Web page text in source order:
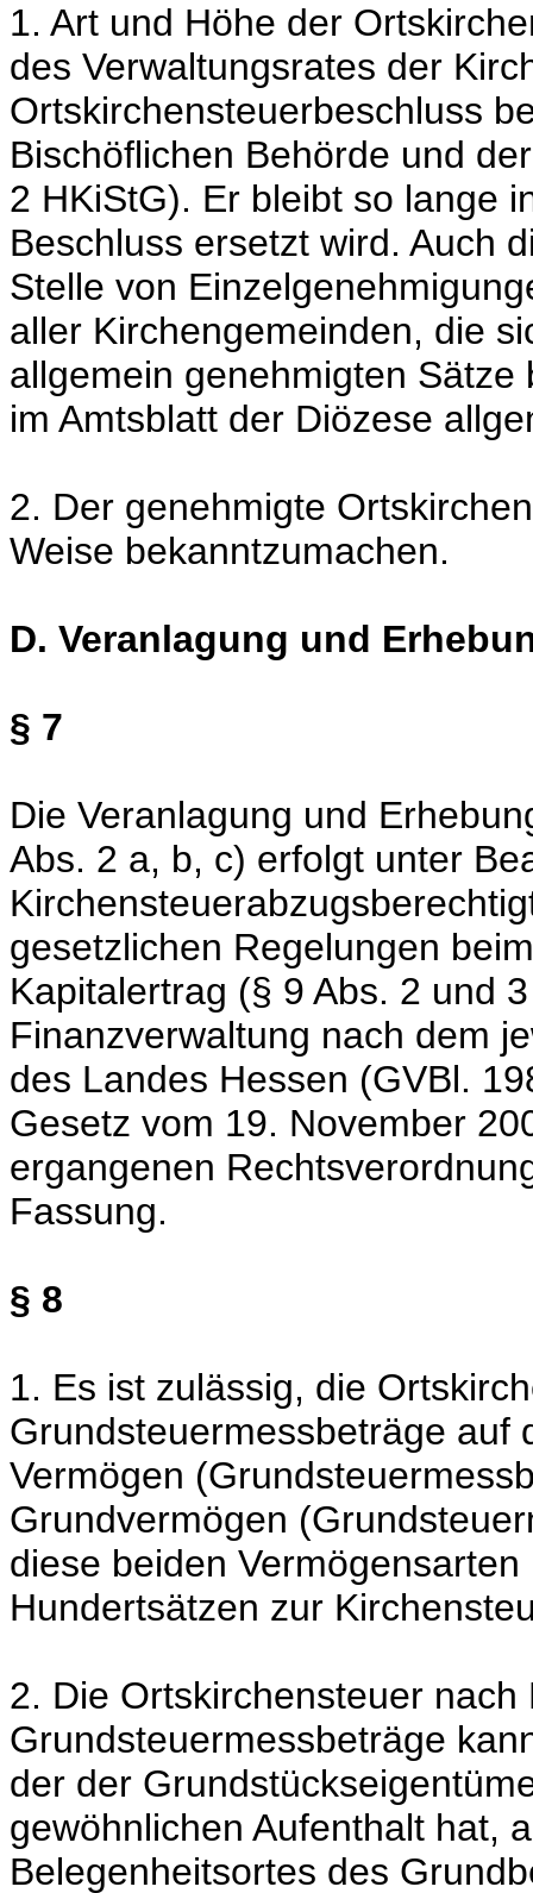
1. Art und Höhe der
des Verwaltungsrates der
Ortskirchensteuerbeschluss
Bischöflichen Behörde und
2 HKiStG). Er bleibt so lange
Beschluss ersetzt wird. Auch
Stelle von
aller Kirchengemeinden, die
allgemein genehmigten
im Amtsblatt der Diözese
2. Der genehmigte
Weise bekanntzumachen.
D. Veranlagung und
§ 7
Die Veranlagung und
Abs. 2 a, b, c) erfolgt unter
gesetzlichen Regelungen
Kapitalertrag (§ 9 Abs. 2 und
Finanzverwaltung nach dem
des Landes Hessen (GVBl.
Gesetz vom 19. November
ergangenen
Fassung.
§ 8
1. Es ist zulässig, die
Grundsteuermessbeträge auf
Vermögen
Grundvermögen
diese beiden
Hundertsätzen zur
2. Die Ortskirchensteuer
Grundsteuermessbeträge
der der
gewöhnlichen Aufenthalt hat,
Belegenheitsortes des